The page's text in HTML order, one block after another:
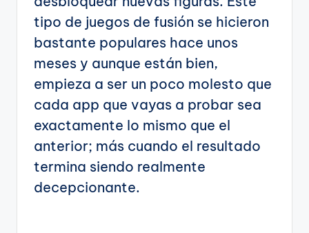
tipo de juegos de fusión se hicieron
bastante populares hace unos
meses y aunque están bien,
empieza a ser un poco molesto que
cada app que vayas a probar sea
exactamente lo mismo que el
anterior; más cuando el resultado
termina siendo realmente
decepcionante.